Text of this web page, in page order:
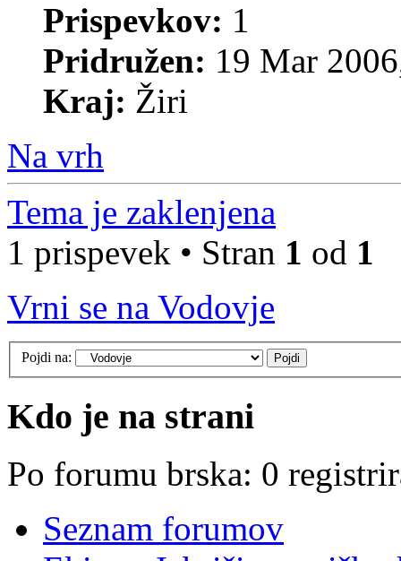
Prispevkov: 1
Pridružen: 19 Mar
Kraj: Žiri
Na vrh
Tema je zaklenjena
1 prispevek • Stran 1 od 1
Vrni se na Vodovje
Pojdi na:
Kdo je na strani
Po forumu brska: 0
Seznam forumov